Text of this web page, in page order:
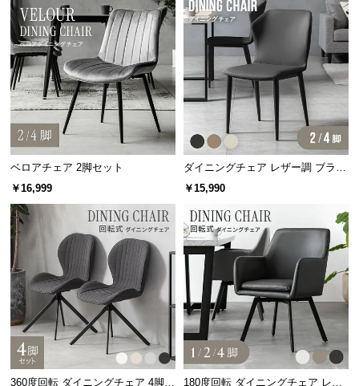
約
に
つ
い
て
ポ
ー
お
知
せ
ベロアチェア 2脚セット
￥16,999
ダイニングチェア レザー調 ブラッ
ク脚 2脚/4脚セット 包み込むフォ
￥15,990
360度回転 ダイニングチェア 4脚セ
180度回転 ダイニングチェア レザ